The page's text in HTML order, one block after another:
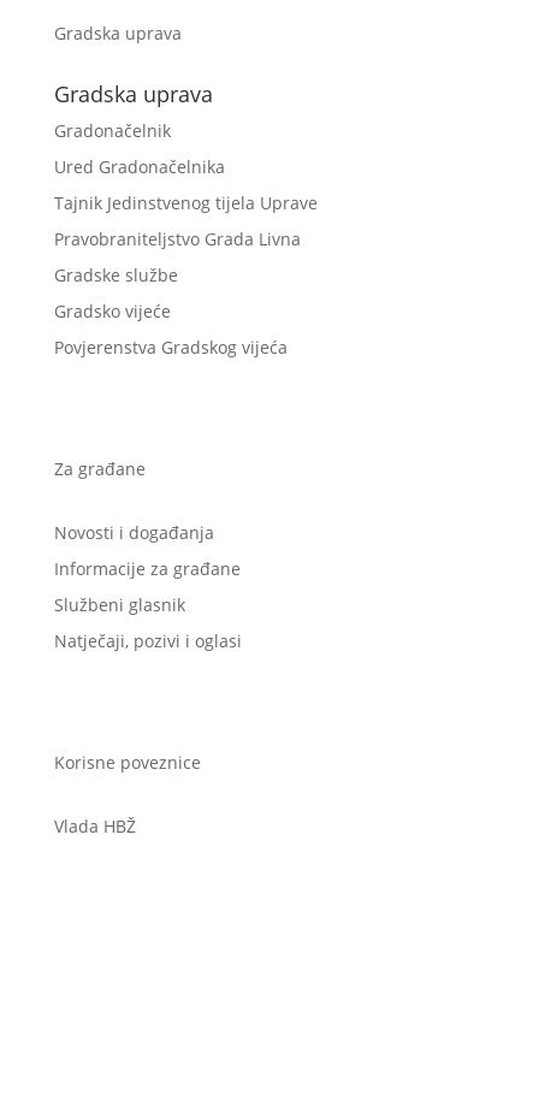
Gradska uprava
Gradska uprava
Gradonačelnik
Ured Gradonačelnika
Tajnik Jedinstvenog tijela Uprave
Pravobraniteljstvo Grada Livna
Gradske službe
Gradsko vijeće
Povjerenstva Gradskog vijeća
Za građane
Novosti i događanja
Informacije za građane
Službeni glasnik
Natječaji, pozivi i oglasi
Korisne poveznice
Vlada HBŽ